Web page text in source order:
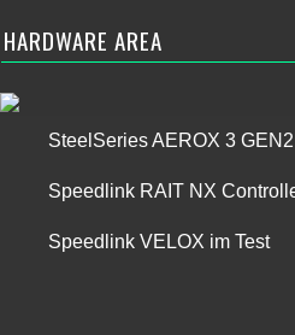
HARDWARE AREA
SteelSeries AEROX 3
Speedlink RAIT NX
Speedlink VELOX im Test